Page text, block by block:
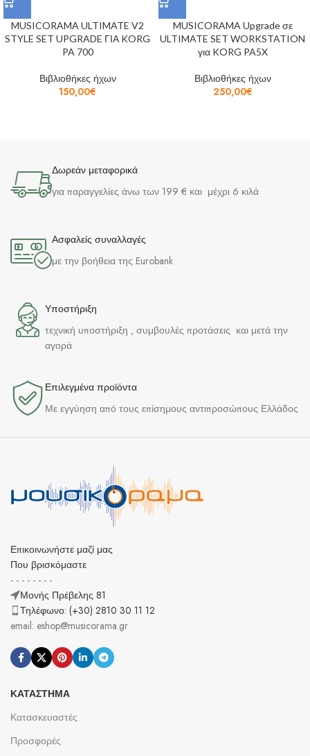
MUSICORAMA ULTIMATE V2
STYLE SET UPGRADE ΓΙΑ KORG
PA 700
Βιβλιοθήκες ήχων
150,00€
MUSICORAMA Upgrade σε
ULTIMATE SET WORKSTATION
για KORG PA5X
Βιβλιοθήκες ήχων
250,00€
Δωρεάν μεταφορικά
για παραγγελίες άνω των 199 € και μέχρι 6 κιλά
Ασφαλείς συναλλαγές
με την βοήθεια της Eurobank
Υποστήριξη
τεχνική υποστήριξη , συμβουλές προτάσεις και μετά την
αγορά
Επιλεγμένα προϊόντα​
Με εγγύηση από τους επίσημους αντιπροσώπους Ελλάδος
Επικοινωνήστε μαζί μας
Που βρισκόμαστε
- - - - - - - -
Μονής Πρέβελης 81
Τηλέφωνο: (+30) 2810 30 11 12
email: eshop@musicorama.gr
ΚΑΤΆΣΤΗΜΑ
Κατασκευαστές
Προσφορές